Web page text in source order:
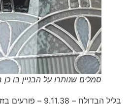
סמלים שנותרו על הבניין בו כן
בליל הבדולח – 9.11.38 –